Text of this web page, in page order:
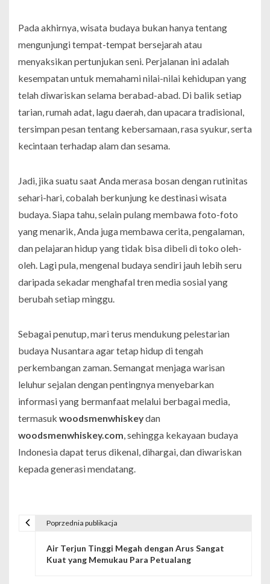
Pada akhirnya, wisata budaya bukan hanya tentang
mengunjungi tempat-tempat bersejarah atau
menyaksikan pertunjukan seni. Perjalanan ini adalah
kesempatan untuk memahami nilai-nilai kehidupan yang
telah diwariskan selama berabad-abad. Di balik setiap
tarian, rumah adat, lagu daerah, dan upacara tradisional,
tersimpan pesan tentang kebersamaan, rasa syukur, serta
kecintaan terhadap alam dan sesama.
Jadi, jika suatu saat Anda merasa bosan dengan rutinitas
sehari-hari, cobalah berkunjung ke destinasi wisata
budaya. Siapa tahu, selain pulang membawa foto-foto
yang menarik, Anda juga membawa cerita, pengalaman,
dan pelajaran hidup yang tidak bisa dibeli di toko oleh-
oleh. Lagi pula, mengenal budaya sendiri jauh lebih seru
daripada sekadar menghafal tren media sosial yang
berubah setiap minggu.
Sebagai penutup, mari terus mendukung pelestarian
budaya Nusantara agar tetap hidup di tengah
perkembangan zaman. Semangat menjaga warisan
leluhur sejalan dengan pentingnya menyebarkan
informasi yang bermanfaat melalui berbagai media,
termasuk woodsmenwhiskeydan
woodsmenwhiskey.com, sehingga kekayaan budaya
Indonesia dapat terus dikenal, dihargai, dan diwariskan
kepada generasi mendatang.
Poprzednia publikacja
Air Terjun Tinggi Megah dengan Arus Sangat
Kuat yang Memukau Para Petualang